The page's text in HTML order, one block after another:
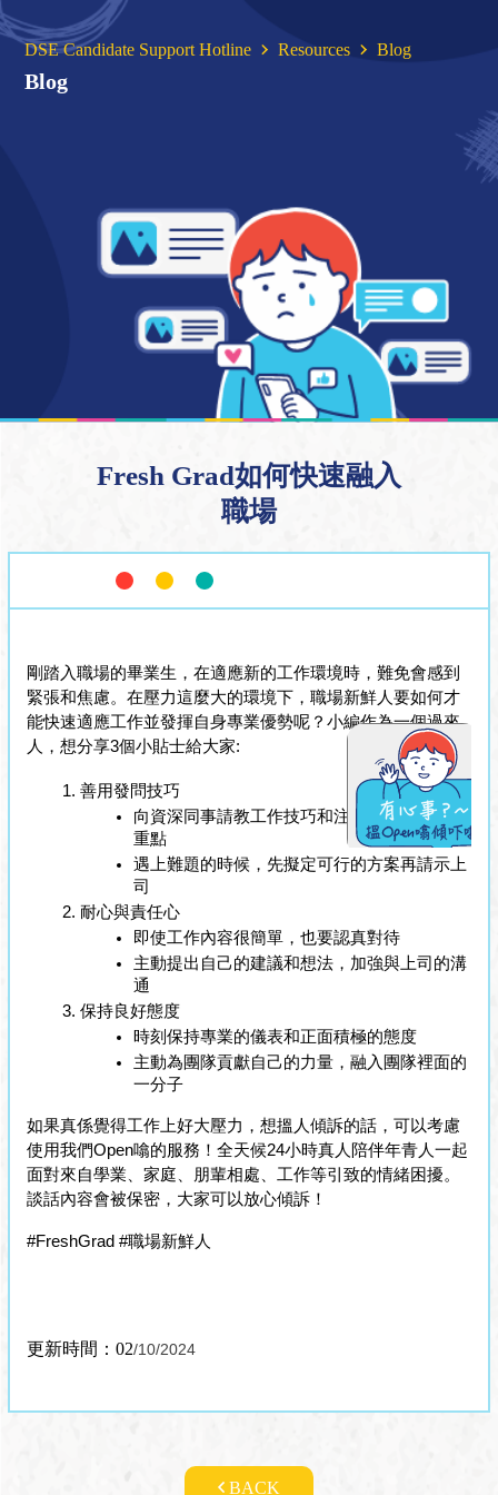
DSE Candidate Support Hotline Resources Blog
Blog
Fresh Grad如何快速融入
職場
剛踏入職場的畢業生，在適應新的工作環境時，難免會感到
緊張和焦慮。在壓力這麼大的環境下，職場新鮮人要如何才
能快速適應工作並發揮自身專業優勢呢？小編作為一個過來
人，想分享3個小貼士給大家:
善用發問技巧
向資深同事請教工作技巧和注意事項，並紀錄
重點
遇上難題的時候，先擬定可行的方案再請示上
司
耐心與責任心
即使工作內容很簡單，也要認真對待
主動提出自己的建議和想法，加強與上司的溝
通
保持良好態度
時刻保持專業的儀表和正面積極的態度
主動為團隊貢獻自己的力量，融入團隊裡面的
一分子
如果真係覺得工作上好大壓力，想搵人傾訴的話，可以考慮
使用我們Open噏的服務！全天候24小時真人陪伴年青人一起
面對來自學業、家庭、朋輩相處、工作等引致的情緒困擾。
談話內容會被保密，大家可以放心傾訴！
#FreshGrad #職場新鮮人
更新時間：02/10/2024
BACK